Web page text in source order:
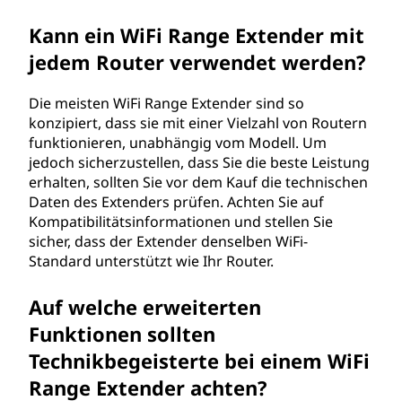
Kann ein WiFi Range Extender mit
jedem Router verwendet werden?
Die meisten WiFi Range Extender sind so
konzipiert, dass sie mit einer Vielzahl von Routern
funktionieren, unabhängig vom Modell. Um
jedoch sicherzustellen, dass Sie die beste Leistung
erhalten, sollten Sie vor dem Kauf die technischen
Daten des Extenders prüfen. Achten Sie auf
Kompatibilitätsinformationen und stellen Sie
sicher, dass der Extender denselben WiFi-
Standard unterstützt wie Ihr Router.
Auf welche erweiterten
Funktionen sollten
Technikbegeisterte bei einem WiFi
Range Extender achten?